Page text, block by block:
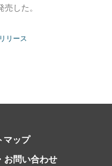
売した。
リース
マップ
お問い合わせ